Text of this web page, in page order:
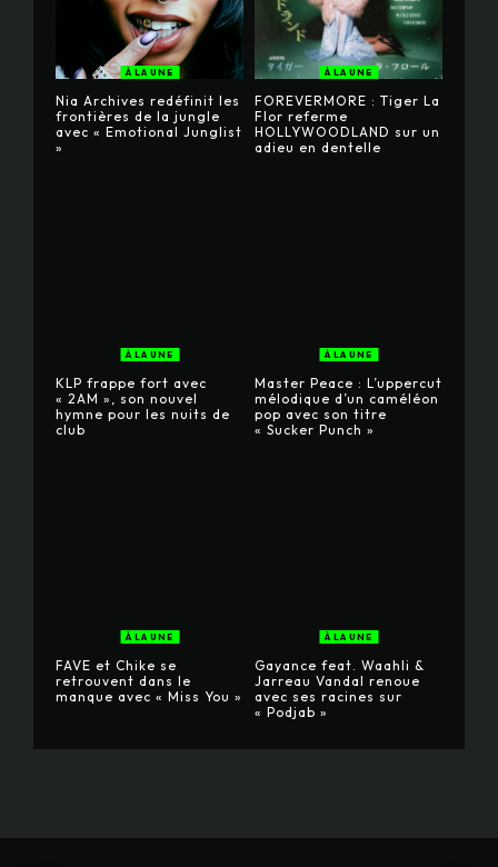
À LA UNE
Nia Archives redéfinit les
frontières de la jungle
avec « Emotional Junglist
»
À LA UNE
FOREVERMORE : Tiger La
Flor referme
HOLLYWOODLAND sur un
adieu en dentelle
À LA UNE
KLP frappe fort avec
« 2AM », son nouvel
hymne pour les nuits de
club
À LA UNE
Master Peace : L’uppercut
mélodique d’un caméléon
pop avec son titre
« Sucker Punch »
À LA UNE
FAVE et Chike se
retrouvent dans le
manque avec « Miss You »
À LA UNE
Gayance feat. Waahli &
Jarreau Vandal renoue
avec ses racines sur
« Podjab »